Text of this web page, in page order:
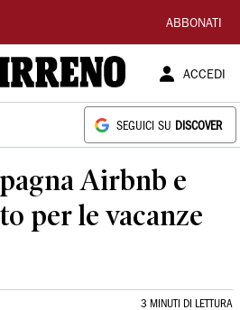
ABBONATI
ACCEDI
SEGUICI SU DISCOVER
Airbnb e
per le vacanze
3 MINUTI DI LETTURA